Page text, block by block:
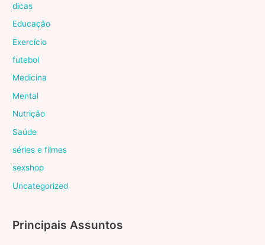
dicas
Educação
Exercício
futebol
Medicina
Mental
Nutrição
Saúde
séries e filmes
sexshop
Uncategorized
Principais Assuntos